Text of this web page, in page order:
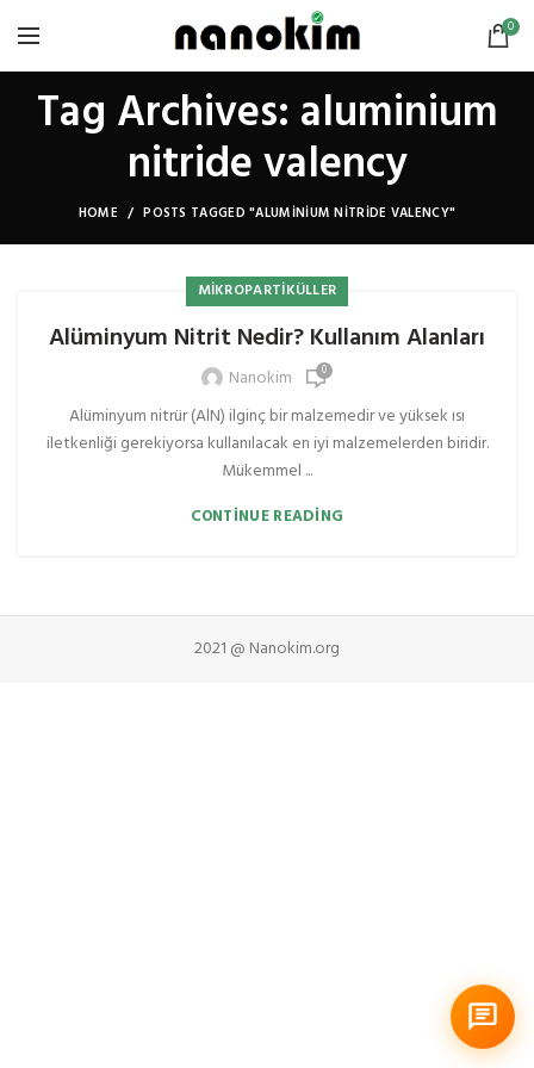
0
Tag Archives: aluminium
nitride valency
HOME POSTS TAGGED "ALUMINIUM NITRIDE VALENCY"
MIKROPARTIKÜLLER
Alüminyum Nitrit Nedir? Kullanım Alanları
Nanokim 0
Alüminyum nitrür (AlN) ilginç bir malzemedir ve yüksek ısı
iletkenliği gerekiyorsa kullanılacak en iyi malzemelerden biridir.
Mükemmel ...
CONTINUE READING
2021 @ Nanokim.org